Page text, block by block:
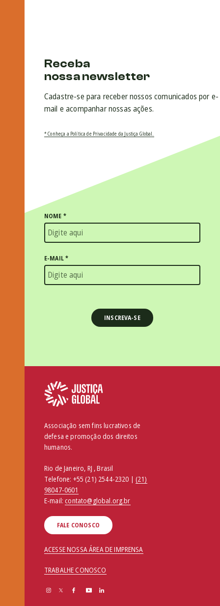
Receba
nossa newsletter
Cadastre-se para receber nossos comunicados por e-
mail e acompanhar nossas ações.
* Conheça a Política de Privacidade da Justiça Global.
NOME *
E-MAIL*
Associação sem fins lucrativos de
defesa e promoção dos direitos
humanos.
Rio de Janeiro, RJ , Brasil
Telefone: +55 (21) 2544-2320 | (21)
98047-0601
E-mail:contato@global.org.br
FALE CONOSCO
ACESSE NOSSA ÁREA DE IMPRENSA
TRABALHE CONOSCO